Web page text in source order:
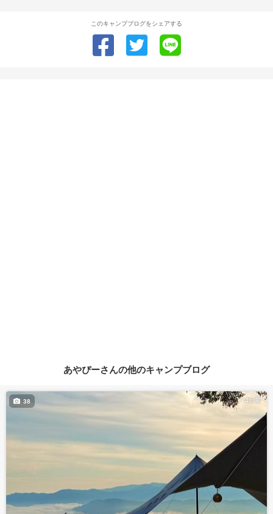
このキャンプブログをシェアする
あやぴーさんの他のキャンプブログ
4日前
38